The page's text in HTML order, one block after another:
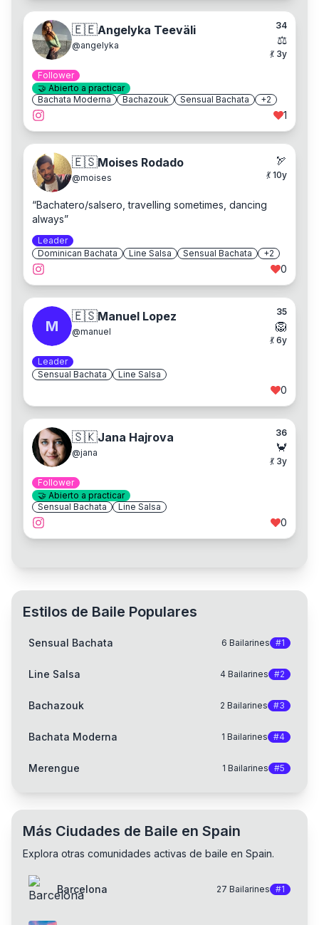
🇪🇪Angelyka Teeväli
@angelyka
34
⚖️
💃 3y
Follower
🤝 Abierto a practicar
Bachata Moderna
Bachazouk Sensual Bachata +2
1
🇪🇸Moises Rodado
@moises
🏹
💃 10y
“Bachatero/salsero, travelling sometimes, dancing
always”
Leader
Dominican Bachata
Line Salsa Sensual Bachata +2
0
M
🇪🇸Manuel Lopez
@manuel
35
🦁
💃 6y
Leader
Sensual Bachata
Line Salsa
0
🇸🇰Jana Hajrova
@jana
36
🦀
💃 3y
Follower
🤝 Abierto a practicar
Sensual Bachata
Line Salsa
0
Estilos de Baile Populares
Sensual Bachata 6 Bailarines #1
Line Salsa 4 Bailarines #2
Bachazouk 2 Bailarines #3
Bachata Moderna 1 Bailarines #4
Merengue 1 Bailarines #5
Más Ciudades de Baile en Spain
Explora otras comunidades activas de baile en Spain.
Barcelona 27 Bailarines #1